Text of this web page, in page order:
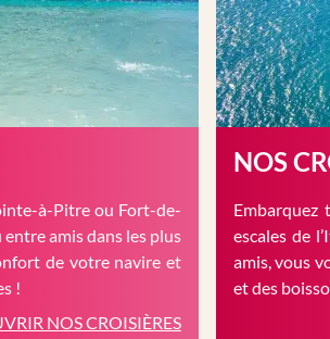
à-Pitre ou Fort-de-
amis dans les plus
de votre navire et
!
NOS CROISIÈRES
NOS
Embarquez
escales de
amis, vous
et des